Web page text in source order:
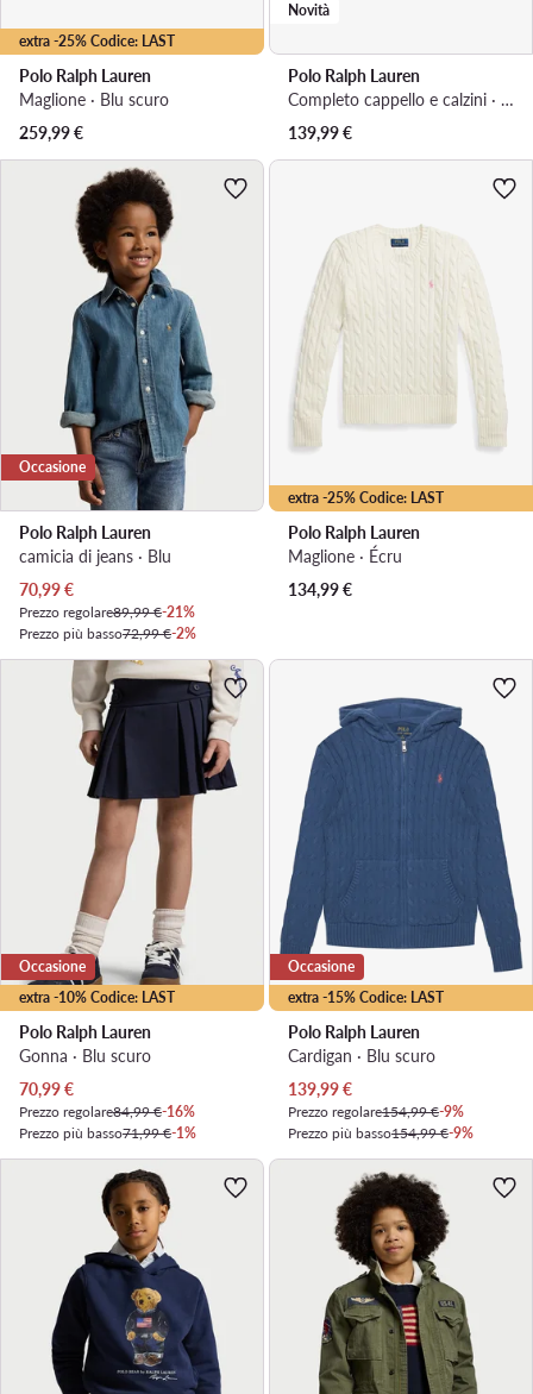
extra -25% Codice: LAST
Polo Ralph Lauren
Maglione · Blu scuro
259,99€
Novità
Polo Ralph Lauren
Completo cappello e calzini · Rosa scuro
139,99€
Occasione
Polo Ralph Lauren
camicia di jeans · Blu
Prezzo attuale
70,99€
Prezzo regolare89,99 €-21%
Prezzo più basso72,99 €-2%
extra -25% Codice: LAST
Polo Ralph Lauren
Maglione · Écru
134,99€
extra -10% Codice: LAST
Occasione
Polo Ralph Lauren
Gonna · Blu scuro
Prezzo attuale
70,99€
Prezzo regolare84,99 €-16%
Prezzo più basso71,99 €-1%
extra -15% Codice: LAST
Occasione
Polo Ralph Lauren
Cardigan · Blu scuro
Prezzo attuale
139,99€
Prezzo regolare154,99 €-9%
Prezzo più basso154,99 €-9%